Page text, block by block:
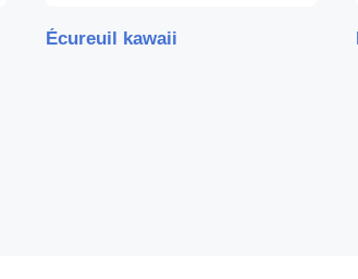
Écureuil kawaii